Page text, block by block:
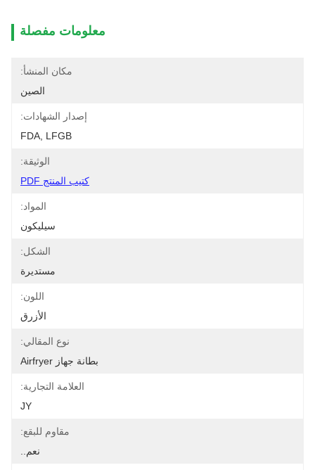
معلومات مفصلة
مكان المنشأ:
الصين
إصدار الشهادات:
FDA, LFGB
الوثيقة:
كتيب المنتج PDF
المواد:
سيليكون
الشكل:
مستديرة
اللون:
الأزرق
نوع المقالي:
بطانة جهاز Airfryer
العلامة التجارية:
JY
مقاوم للبقع:
نعم..